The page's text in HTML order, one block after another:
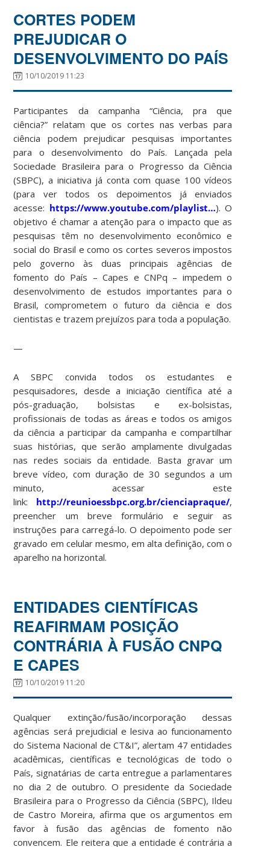
CORTES PODEM
PREJUDICAR O
DESENVOLVIMENTO DO PAÍS
10/10/2019 11:23
Participantes da campanha “Ciência, pra que
ciência?” relatam que os cortes nas verbas para
ciência podem prejudicar pesquisas importantes
para o desenvolvimento do País. Lançada pela
Sociedade Brasileira para o Progresso da Ciência
(SBPC), a iniciativa já conta com quase 100 vídeos
(para ver todos os depoimentos já enviados
acesse: https://www.youtube.com/playlist…). O
objetivo é chamar a atenção para o impacto que as
pesquisas têm no desenvolvimento econômico e
social do Brasil e como os cortes severos impostos
pelo governo às duas principais agências de
fomento do País – Capes e CNPq – impedem o
desenvolvimento de estudos importantes para o
Brasil, comprometem o futuro da ciência e dos
cientistas e trazem prejuízos para toda a população.
—
A SBPC convida todos os estudantes e
pesquisadores, desde a iniciação científica até a
pós-graduação, bolsistas e ex-bolsistas,
profissionais de todas as áreas e todos os amigos
da ciência a participar da campanha e compartilhar
suas histórias, que serão amplamente divulgadas
nas redes sociais da entidade. Basta gravar um
breve vídeo, com duração de 30 segundos a um
minuto, acessar este
link: http://reunioessbpc.org.br/cienciapraque/,
preencher um breve formulário e seguir as
instruções para carregá-lo. O depoimento pode ser
gravado em celular mesmo, em alta definição, com o
aparelho na horizontal.
ENTIDADES CIENTÍFICAS
REAFIRMAM POSIÇÃO
CONTRÁRIA À FUSÃO CNPQ
E CAPES
10/10/2019 11:20
Qualquer extinção/fusão/incorporação dessas
agências será prejudicial e lesiva ao funcionamento
do Sistema Nacional de CT&I”, alertam 47 entidades
acadêmicas, científicas e tecnológicas de todo o
País, signatárias de carta entregue a parlamentares
no dia 2 de outubro. O presidente da Sociedade
Brasileira para o Progresso da Ciência (SBPC), Ildeu
de Castro Moreira, afirma que os argumentos em
favor à fusão das agências de fomento não
convencem. Ele reitera que a entidade é contrária a